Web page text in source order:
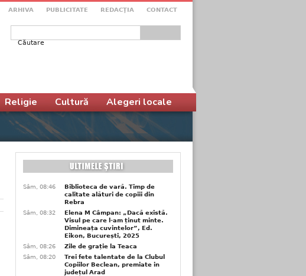
ARHIVA PUBLICITATE REDACŢIA CONTACT
Formular de căutare
Religie Cultură Alegeri locale
Sâm, 08:46
Biblioteca de vară. Timp de
calitate alături de copiii din
Rebra
Sâm, 08:32
Elena M Câmpan: „Dacă există.
Visul pe care l-am ținut minte.
Dimineața cuvintelor”, Ed.
Eikon, București, 2025
Sâm, 08:26
Zile de grație la Teaca
Sâm, 08:20
Trei fete talentate de la Clubul
Copiilor Beclean, premiate in
județul Arad